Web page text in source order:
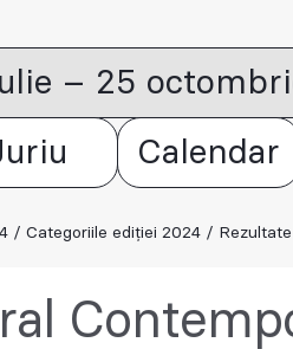
– 25
Calendar
/ Categoriile ediției 2024 /